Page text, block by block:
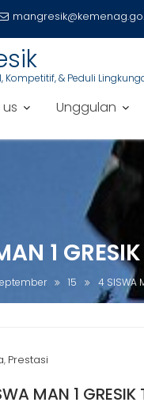
Kompetitif, & Peduli
Unggulan
1
15 4 SISWA
, Prestasi
MAN 1